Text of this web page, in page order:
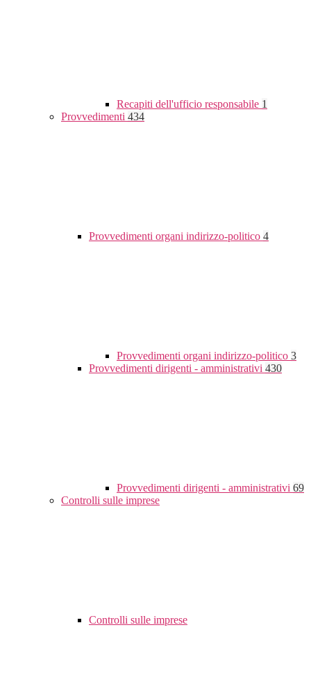
Recapiti dell'ufficio responsabile 1
Provvedimenti 434
Provvedimenti organi indirizzo-politico 4
Provvedimenti organi indirizzo-politico 3
Provvedimenti dirigenti - amministrativi 430
Provvedimenti dirigenti - amministrativi 69
Controlli sulle imprese
Controlli sulle imprese